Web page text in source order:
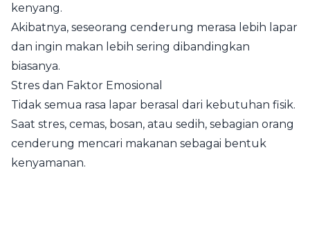
kenyang.
Akibatnya, seseorang cenderung merasa lebih lapar
dan ingin makan lebih sering dibandingkan
biasanya.
Stres dan Faktor Emosional
Tidak semua rasa lapar berasal dari kebutuhan fisik.
Saat stres, cemas, bosan, atau sedih, sebagian orang
cenderung mencari makanan sebagai bentuk
kenyamanan.